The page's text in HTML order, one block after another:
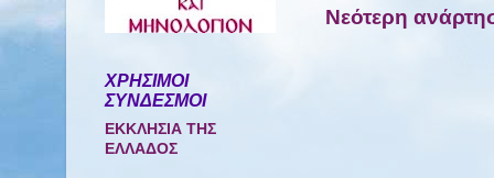
Νεότερη
ΧΡΗΣΙΜΟΙ
ΣΥΝΔΕΣΜΟΙ
ΕΚΚΛΗΣΙΑ ΤΗΣ
ΕΛΛΑΔΟΣ